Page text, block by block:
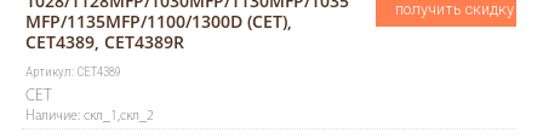
MFP/1135MFP/1100/1300D (CET),
CET4389, CET4389R
Артикул: CET4389
CET
Наличие: скл_1,скл_2
получить скидку